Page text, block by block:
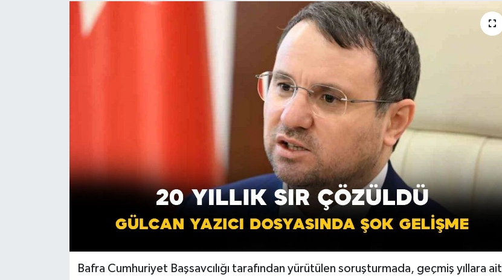
Bafra Cumhuriyet Başsavcılığı tarafından yürütülen soruşturmada, geçmiş yıllara ait